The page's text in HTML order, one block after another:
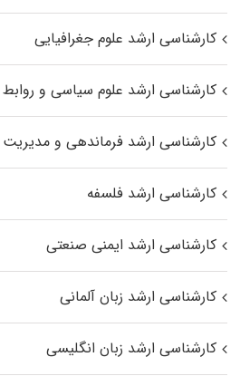
کارشناسی ارشد علوم جغرافیایی
کارشناسی ارشد علوم سیاسی و روابط
کارشناسی ارشد فرماندهی و مدیریت
کارشناسی ارشد فلسفه
کارشناسی ارشد ایمنی صنعتی
کارشناسی ارشد زبان آلمانی
کارشناسی ارشد زبان انگلیسی